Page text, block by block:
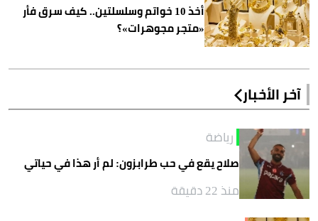
أخذ 10 خواتم وسلسلتين.. كيف سرق فأر
«متجر مجوهرات»؟
آخر الأخبار
رياضة
صلاح يقع في حب طرابزون: لم أر هذا في حياتي
منذ 22 دقيقة